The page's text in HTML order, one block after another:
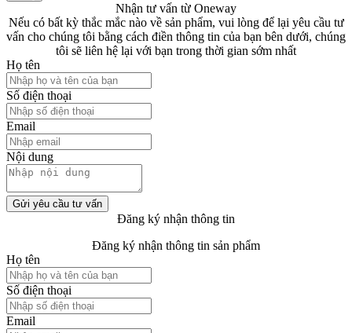
Nhận tư vấn từ Oneway
Nếu có bất kỳ thắc mắc nào về sản phẩm, vui lòng để lại yêu cầu tư
vấn cho chúng tôi bằng cách điền thông tin của bạn bên dưới, chúng
tôi sẽ liên hệ lại với bạn trong thời gian sớm nhất
Họ tên
Số điện thoại
Email
Nội dung
Gửi yêu cầu tư vấn
Đăng ký nhận thông tin
Đăng ký nhận thông tin sản phẩm
Họ tên
Số điện thoại
Email